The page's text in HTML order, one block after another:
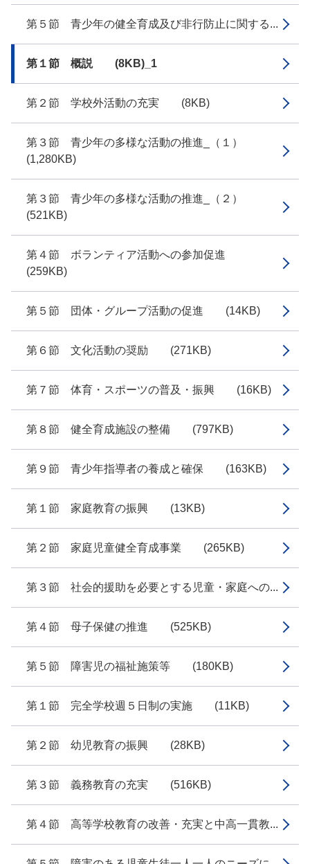
第５節 青少年の健全育成及び非行防止に関する...
第１節 概説 (8KB)_1
第２節 学校外活動の充実 (8KB)
第３節 青少年の多様な活動の推進_（１）
(1,280KB)
第３節 青少年の多様な活動の推進_（２）
(521KB)
第４節 ボランティア活動への参加促進
(259KB)
第５節 団体・グループ活動の促進 (14KB)
第６節 文化活動の奨励 (271KB)
第７節 体育・スポーツの普及・振興 (16KB)
第８節 健全育成施設の整備 (797KB)
第９節 青少年指導者の養成と確保 (163KB)
第１節 家庭教育の振興 (13KB)
第２節 家庭児童健全育成事業 (265KB)
第３節 社会的援助を必要とする児童・家庭への...
第４節 母子保健の推進 (525KB)
第５節 障害児の福祉施策等 (180KB)
第１節 完全学校週５日制の実施 (11KB)
第２節 幼児教育の振興 (28KB)
第３節 義務教育の充実 (516KB)
第４節 高等学校教育の改善・充実と中高一貫教...